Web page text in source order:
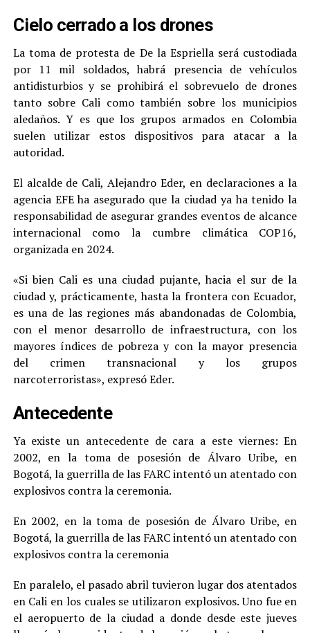
Cielo cerrado a los drones
La toma de protesta de De la Espriella será custodiada
por 11 mil soldados, habrá presencia de vehículos
antidisturbios y se prohibirá el sobrevuelo de drones
tanto sobre Cali como también sobre los municipios
aledaños. Y es que los grupos armados en Colombia
suelen utilizar estos dispositivos para atacar a la
autoridad.
El alcalde de Cali, Alejandro Eder, en declaraciones a la
agencia EFE ha asegurado que la ciudad ya ha tenido la
responsabilidad de asegurar grandes eventos de alcance
internacional como la cumbre climática COP16,
organizada en 2024.
«Si bien Cali es una ciudad pujante, hacia el sur de la
ciudad y, prácticamente, hasta la frontera con Ecuador,
es una de las regiones más abandonadas de Colombia,
con el menor desarrollo de infraestructura, con los
mayores índices de pobreza y con la mayor presencia
del crimen transnacional y los grupos
narcoterroristas», expresó Eder.
Antecedente
Ya existe un antecedente de cara a este viernes: En
2002, en la toma de posesión de Álvaro Uribe, en
Bogotá, la guerrilla de las FARC intentó un atentado con
explosivos contra la ceremonia.
En 2002, en la toma de posesión de Álvaro Uribe, en
Bogotá, la guerrilla de las FARC intentó un atentado con
explosivos contra la ceremonia
En paralelo, el pasado abril tuvieron lugar dos atentados
en Cali en los cuales se utilizaron explosivos. Uno fue en
el aeropuerto de la ciudad a donde desde este jueves